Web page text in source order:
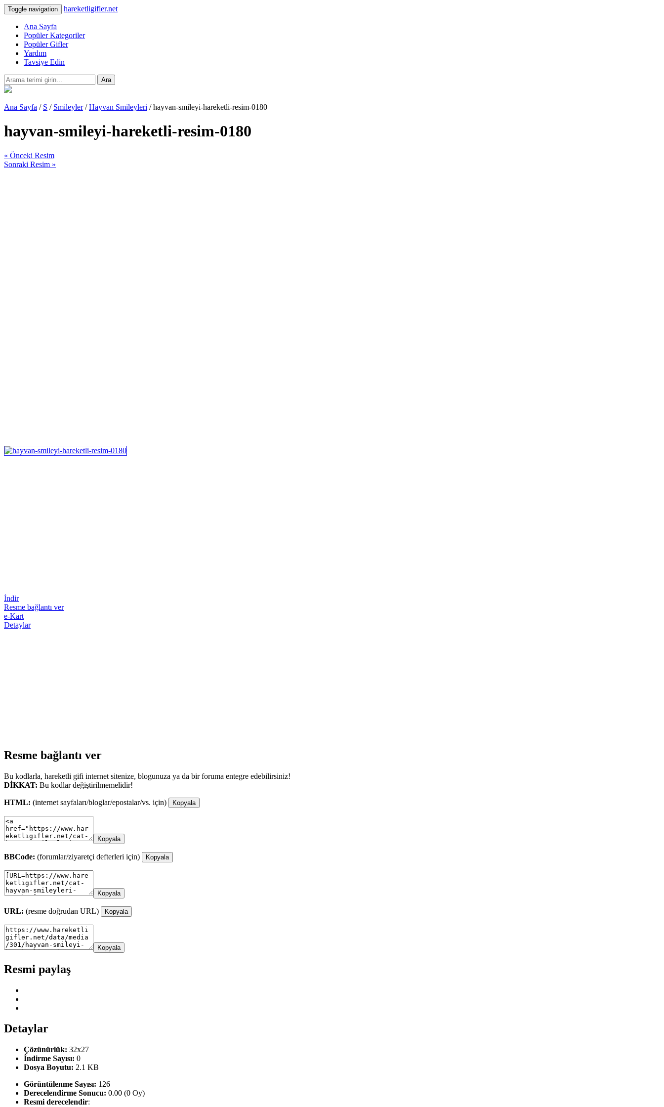
Toggle navigation hareketligifler.net
Ana Sayfa
Popüler Kategoriler
Popüler Gifler
Yardım
Tavsiye Edin
Ara
Ana Sayfa / S / Smileyler/Hayvan Smileyleri / hayvan-smileyi-hareketli-resim-0180
hayvan-smileyi-hareketli-resim-0180
« Önceki Resim
Sonraki Resim »
İndir
Resme bağlantı ver
e-Kart
Detaylar
Resme bağlantı ver
Bu kodlarla, hareketli gifi internet sitenize, blogunuza ya da bir foruma entegre edebilirsiniz!
DİKKAT: Bu kodlar değiştirilmemelidir!
HTML: (internet sayfaları/bloglar/epostalar/vs. için) Kopyala
Kopyala
BBCode: (forumlar/ziyaretçi defterleri için) Kopyala
Kopyala
URL: (resme doğrudan URL) Kopyala
Kopyala
Resmi paylaş
Detaylar
Çözünürlük: 32x27
İndirme Sayısı: 0
Dosya Boyutu: 2.1 KB
Görüntülenme Sayısı: 126
Derecelendirme Sonucu: 0.00 (0 Oy)
Resmi derecelendir: